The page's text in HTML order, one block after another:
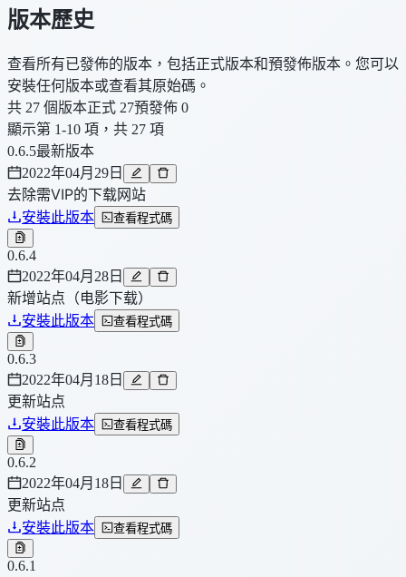
版本歷史
查看所有已發佈的版本，包括正式版本和預發佈版本。您可以
安裝任何版本或查看其原始碼。
共 27 個版本正式 27預發佈 0
顯示第 1-10 項，共 27 項
0.6.5最新版本
2022年04月29日
去除需VIP的下载网站
安裝此版本 查看程式碼
0.6.4
2022年04月28日
新增站点（电影下载）
安裝此版本 查看程式碼
0.6.3
2022年04月18日
更新站点
安裝此版本 查看程式碼
0.6.2
2022年04月18日
更新站点
安裝此版本 查看程式碼
0.6.1